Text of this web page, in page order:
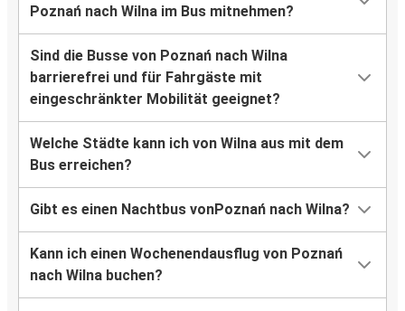
Poznań nach Wilna im Bus mitnehmen?
Sind die Busse von Poznań nach Wilna
barrierefrei und für Fahrgäste mit
eingeschränkter Mobilität geeignet?
Welche Städte kann ich von Wilna aus mit dem
Bus erreichen?
Gibt es einen Nachtbus vonPoznań nach Wilna?
Kann ich einen Wochenendausflug von Poznań
nach Wilna buchen?